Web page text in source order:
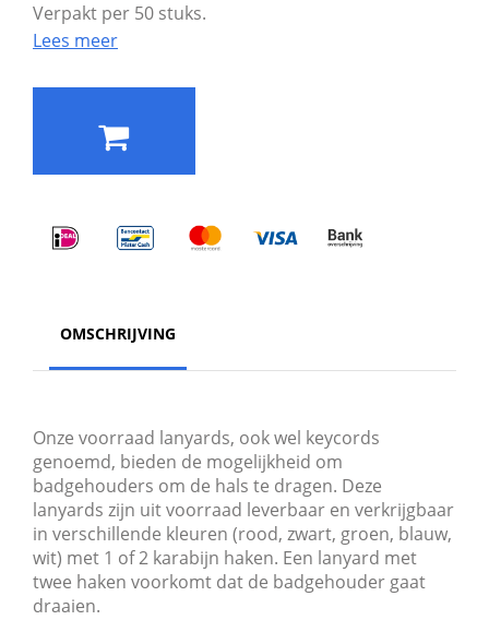
Verpakt per 50 stuks.
Lees meer
OMSCHRIJVING
Onze voorraad lanyards, ook wel keycords
genoemd, bieden de mogelijkheid om
badgehouders om de hals te dragen. Deze
lanyards zijn uit voorraad leverbaar en verkrijgbaar
in verschillende kleuren (rood, zwart, groen, blauw,
wit) met 1 of 2 karabijn haken. Een lanyard met
twee haken voorkomt dat de badgehouder gaat
draaien.